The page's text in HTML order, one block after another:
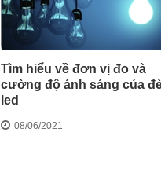
Tìm hiểu về đơn vị đo và
cường độ ánh sáng của
led
08/06/2021